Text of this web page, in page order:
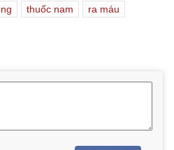
thuốc nam
ra máu